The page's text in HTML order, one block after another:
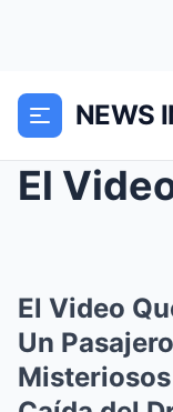
NEWS
El Video
Un